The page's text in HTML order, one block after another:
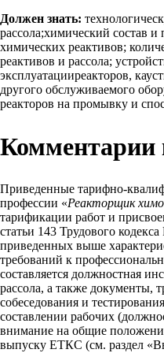
Должен знать:
рассола;химический состав и
химических реактивов;
реактивов и рассола;
эксплуатацииреакторов,
другого обслуживаемого
реакторов на промывку и
Комментарии
Приведенные тарифно-
профессии «Реакторщик
тарификации работ и
статьи 143 Трудового
приведенных выше
требований к
составляется должностная
рассола, а также документы,
собеседования и
составлении рабочих
внимание на общие
выпуску ЕТКС (см. раздел